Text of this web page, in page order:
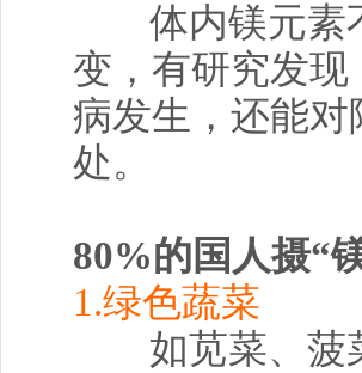
体内镁元素
变，有研究发
病发生，还能
处。
80%的国人摄“
1.绿色蔬菜
如苋菜、菠